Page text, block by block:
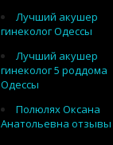
Лучший акушер
гинеколог Одессы
Лучший акушер
гинеколог 5 роддома
Одессы
Полюлях Оксана
Анатольевна отзывы